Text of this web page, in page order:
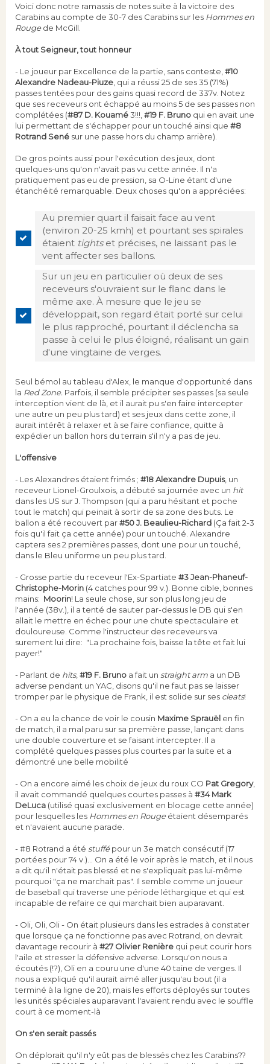
Voici donc notre ramassis de notes suite à la victoire des
Carabins au compte de 30-7 des Carabins sur les Hommes en
Rougede McGill.
À tout Seigneur, tout honneur
- Le joueur par Excellence de la partie, sans conteste, #10
Alexandre Nadeau-Piuze , qui a réussi 25 de ses 35 (71%)
passes tentées pour des gains quasi record de 337v. Notez
que ses receveurs ont échappé au moins 5 de ses passes non
complétées (#87 D. Kouamé3!!!, #19 F. Bruno qui en avait une
lui permettant de s'échapper pour un touché ainsi que #8
Rotrand Sené sur une passe hors du champ arrière).
De gros points aussi pour l'exécution des jeux, dont
quelques-uns qu'on n'avait pas vu cette année. Il n'a
pratiquement pas eu de pression, sa O-Line étant d'une
étanchéité remarquable. Deux choses qu'on a appréciées:
Au premier quart il faisait face au vent
(environ 20-25 kmh) et pourtant ses spirales
étaient tightset précises, ne laissant pas le
vent affecter ses ballons.
Sur un jeu en particulier où deux de ses
receveurs s'ouvraient sur le flanc dans le
même axe. À mesure que le jeu se
développait, son regard était porté sur celui
le plus rapproché, pourtant il déclencha sa
passe à celui le plus éloigné, réalisant un gain
d'une vingtaine de verges.
Seul bémol au tableau d'Alex, le manque d'opportunité dans
la Red Zone. Parfois, il semble précipiter ses passes (sa seule
interception vient de là, et il aurait pu s'en faire intercepter
une autre un peu plus tard) et ses jeux dans cette zone, il
aurait intérêt à relaxer et à se faire confiance, quitte à
expédier un ballon hors du terrain s'il n'y a pas de jeu.
L'offensive
- Les Alexandres étaient frimés ; #18 Alexandre Dupuis, un
receveur Lionel-Groulxois, a débuté sa journée avec un hit
dans les US sur J. Thompson (qui a paru hésitant et poche
tout le match) qui peinait à sortir de sa zone des buts. Le
ballon a été recouvert par#50 J. Beaulieu-Richard (Ça fait 2-3
fois qu'il fait ça cette année) pour un touché. Alexandre
captera ses 2 premières passes, dont une pour un touché,
dans le Bleu uniforme un peu plus tard.
- Grosse partie du receveur l'Ex-Spartiate #3 Jean-Phaneuf-
Christophe-Morin (4 catches pour 99 v.). Bonne cible, bonnes
mains: Moorin! La seule chose, sur son plus long jeu de
l'année (38v.), il a tenté de sauter par-dessus le DB qui s'en
allait le mettre en échec pour une chute spectaculaire et
douloureuse. Comme l'instructeur des receveurs va
surement lui dire: "La prochaine fois, baisse la tête et fait lui
payer!"
- Parlant de hits,#19 F. Bruno a fait un straight arm a un DB
adverse pendant un YAC, disons qu'il ne faut pas se laisser
tromper par le physique de Frank, il est solide sur ses cleats!
- On a eu la chance de voir le cousin Maxime Sprauël en fin
de match, il a mal paru sur sa première passe, lançant dans
une double couverture et se faisant intercepter. Il a
complété quelques passes plus courtes par la suite et a
démontré une belle mobilité
- On a encore aimé les choix de jeux du roux CO Pat Gregory,
il avait commandé quelques courtes passes à #34 Mark
DeLuca (utilisé quasi exclusivement en blocage cette année)
pour lesquelles les Hommes en Rougeétaient désemparés
et n'avaient aucune parade.
- #8 Rotrand a été stuffépour un 3e match consécutif (17
portées pour 74 v.)... On a été le voir après le match, et il nous
a dit qu'il n'était pas blessé et ne s'expliquait pas lui-même
pourquoi "ça ne marchait pas". Il semble comme un joueur
de baseball qui traverse une période léthargique et qui est
incapable de refaire ce qui marchait bien auparavant.
- Oli, Oli, Oli - On était plusieurs dans les estrades à constater
que lorsque ça ne fonctionne pas avec Rotrand, on devrait
davantage recourir à #27 Olivier Renière qui peut courir hors
l'aile et stresser la défensive adverse. Lorsqu'on nous a
écoutés (!?), Oli en a couru une d'une 40 taine de verges. Il
nous a expliqué qu'il aurait aimé aller jusqu'au bout (il a
terminé à la ligne de 20), mais les efforts déployés sur toutes
les unités spéciales auparavant l'avaient rendu avec le souffle
court à ce moment-là
On s'en serait passés
On déplorait qu'il n'y eût pas de blessés chez les Carabins??